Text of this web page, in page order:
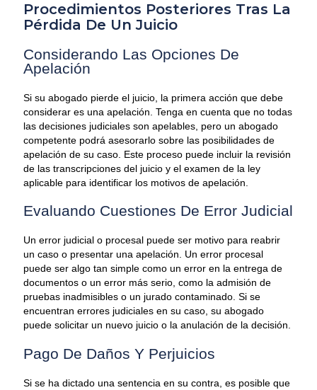
Procedimientos Posteriores Tras La
Pérdida De Un Juicio
Considerando Las Opciones De
Apelación
Si su abogado pierde el juicio, la primera acción que debe
considerar es una apelación. Tenga en cuenta que no todas
las decisiones judiciales son apelables, pero un abogado
competente podrá asesorarlo sobre las posibilidades de
apelación de su caso. Este proceso puede incluir la revisión
de las transcripciones del juicio y el examen de la ley
aplicable para identificar los motivos de apelación.
Evaluando Cuestiones De Error Judicial
Un error judicial o procesal puede ser motivo para reabrir
un caso o presentar una apelación. Un error procesal
puede ser algo tan simple como un error en la entrega de
documentos o un error más serio, como la admisión de
pruebas inadmisibles o un jurado contaminado. Si se
encuentran errores judiciales en su caso, su abogado
puede solicitar un nuevo juicio o la anulación de la decisión.
Pago De Daños Y Perjuicios
Si se ha dictado una sentencia en su contra, es posible que